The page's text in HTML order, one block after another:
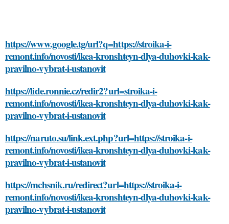
https://www.google.tg/url?q=https://stroika-i-
remont.info/novosti/ikea-kronshteyn-dlya-duhovki-kak-
pravilno-vybrat-i-ustanovit
https://lide.ronnie.cz/redir2?url=stroika-i-
remont.info/novosti/ikea-kronshteyn-dlya-duhovki-kak-
pravilno-vybrat-i-ustanovit
https://naruto.su/link.ext.php?url=https://stroika-i-
remont.info/novosti/ikea-kronshteyn-dlya-duhovki-kak-
pravilno-vybrat-i-ustanovit
https://mchsnik.ru/redirect?url=https://stroika-i-
remont.info/novosti/ikea-kronshteyn-dlya-duhovki-kak-
pravilno-vybrat-i-ustanovit